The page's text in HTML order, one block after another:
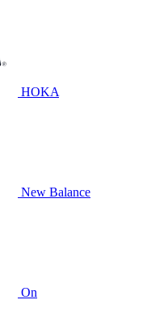
HOKA
New Balance
On